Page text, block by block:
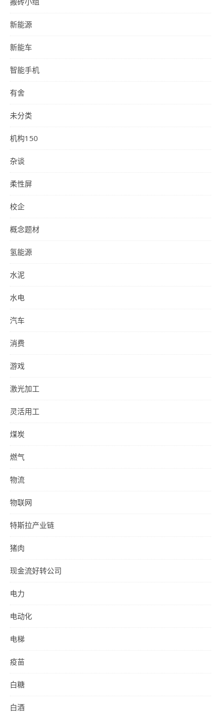
新能源
新能车
智能手机
有舍
未分类
机构150
杂谈
柔性屏
校企
概念题材
氢能源
水泥
水电
汽车
消费
游戏
激光加工
灵活用工
煤炭
燃气
物流
物联网
特斯拉产业链
猪肉
现金流好转公司
电力
电动化
电梯
疫苗
白糖
白酒